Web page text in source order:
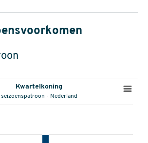
Kwartelkoning
seizoenspatroon - Nederland